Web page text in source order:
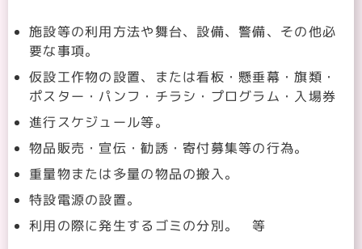
施設等の利用方法や舞台、設備、警備、その他必
要な事項。
仮設工作物の設置、または看板・懸垂幕・旗類・
ポスター・パンフ・チラシ・プログラム・入場券
進行スケジュール等。
物品販売・宣伝・勧誘・寄付募集等の行為。
重量物または多量の物品の搬入。
特設電源の設置。
利用の際に発生するゴミの分別。 等